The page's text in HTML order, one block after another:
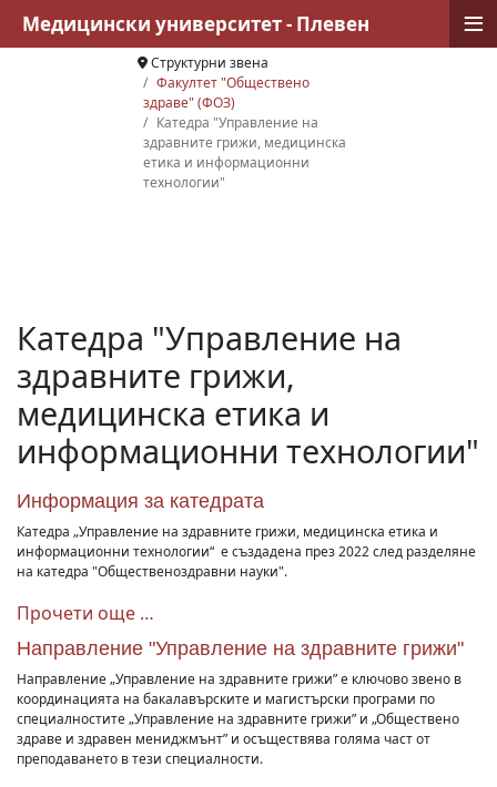
Структурни звена
Факултет "Обществено
здраве" (ФОЗ)
Катедра "Управление на
здравните грижи, медицинска
етика и информационни
технологии"
Катедра "Управление на
здравните грижи,
медицинска етика и
информационни технологии"
Информация за катедрата
Катедра „Управление на здравните грижи, медицинска етика и
информационни технологии“ е създадена през 2022 след разделяне
на катедра "Общественоздравни науки".
Прочети още …
Направление "Управление на здравните грижи"
Направление „Управление на здравните грижи” е ключово звено в
координацията на бакалавърските и магистърски програми по
специалностите „Управление на здравните грижи” и „Обществено
здраве и здравен мениджмънт” и осъществява голяма част от
преподаването в тези специалности.
Медицински университет - Плевен ≡